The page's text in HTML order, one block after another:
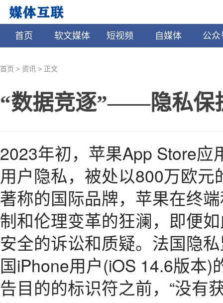
首页 软文媒体 短视频 自媒体 公众
首页 > 资讯 > 正文
“数据竞逐”——隐私保
2023年初，苹果App Store
用户隐私，被处以800万欧
著称的国际品牌，苹果在终
制和伦理变革的狂澜，即便
安全的诉讼和质疑。法国隐
国iPhone用户(iOS 14.6版本
告目的的标识符之前，“没有